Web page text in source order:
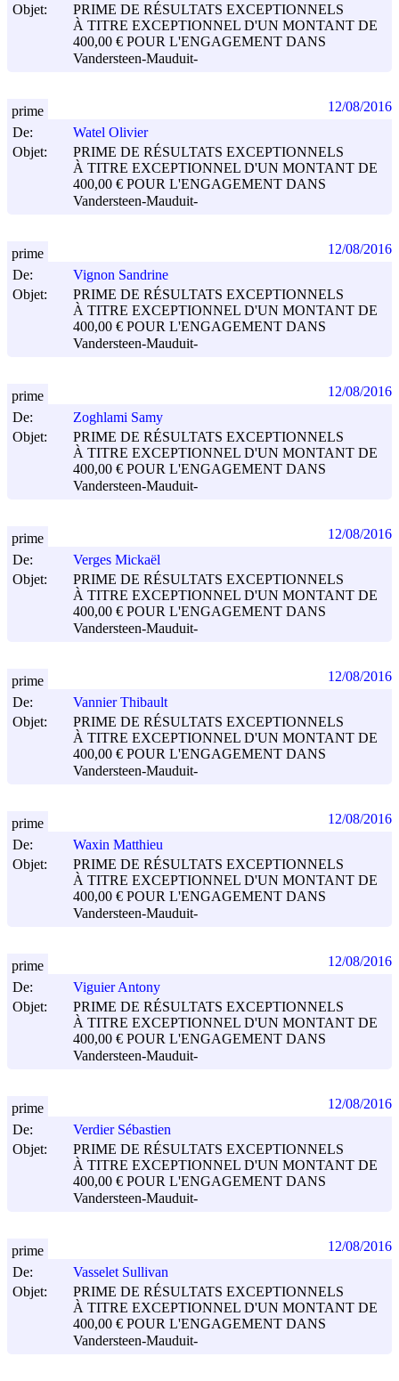
Objet:
PRIME DE RÉSULTATS EXCEPTIONNELS
À TITRE EXCEPTIONNEL D'UN MONTANT DE
400,00 € POUR L'ENGAGEMENT DANS
Vandersteen-Mauduit-
De:
Watel Olivier
Objet:
PRIME DE RÉSULTATS EXCEPTIONNELS
À TITRE EXCEPTIONNEL D'UN MONTANT DE
400,00 € POUR L'ENGAGEMENT DANS
Vandersteen-Mauduit-
prime 12/08/2016
De:
Vignon Sandrine
Objet:
PRIME DE RÉSULTATS EXCEPTIONNELS
À TITRE EXCEPTIONNEL D'UN MONTANT DE
400,00 € POUR L'ENGAGEMENT DANS
Vandersteen-Mauduit-
prime 12/08/2016
De:
Zoghlami Samy
Objet:
PRIME DE RÉSULTATS EXCEPTIONNELS
À TITRE EXCEPTIONNEL D'UN MONTANT DE
400,00 € POUR L'ENGAGEMENT DANS
Vandersteen-Mauduit-
prime 12/08/2016
De:
Verges Mickaël
Objet:
PRIME DE RÉSULTATS EXCEPTIONNELS
À TITRE EXCEPTIONNEL D'UN MONTANT DE
400,00 € POUR L'ENGAGEMENT DANS
Vandersteen-Mauduit-
prime 12/08/2016
De:
Vannier Thibault
Objet:
PRIME DE RÉSULTATS EXCEPTIONNELS
À TITRE EXCEPTIONNEL D'UN MONTANT DE
400,00 € POUR L'ENGAGEMENT DANS
Vandersteen-Mauduit-
prime 12/08/2016
De:
Waxin Matthieu
Objet:
PRIME DE RÉSULTATS EXCEPTIONNELS
À TITRE EXCEPTIONNEL D'UN MONTANT DE
400,00 € POUR L'ENGAGEMENT DANS
Vandersteen-Mauduit-
prime 12/08/2016
De:
Viguier Antony
Objet:
PRIME DE RÉSULTATS EXCEPTIONNELS
À TITRE EXCEPTIONNEL D'UN MONTANT DE
400,00 € POUR L'ENGAGEMENT DANS
Vandersteen-Mauduit-
prime 12/08/2016
De:
Verdier Sébastien
Objet:
PRIME DE RÉSULTATS EXCEPTIONNELS
À TITRE EXCEPTIONNEL D'UN MONTANT DE
400,00 € POUR L'ENGAGEMENT DANS
Vandersteen-Mauduit-
prime 12/08/2016
De:
Vasselet Sullivan
Objet:
PRIME DE RÉSULTATS EXCEPTIONNELS
À TITRE EXCEPTIONNEL D'UN MONTANT DE
400,00 € POUR L'ENGAGEMENT DANS
Vandersteen-Mauduit-
prime 12/08/2016